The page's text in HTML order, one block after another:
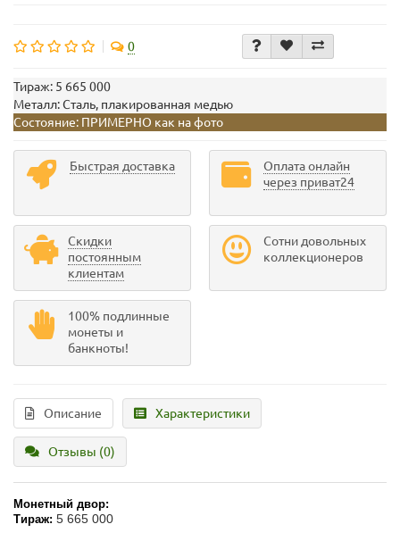
0
Тираж: 5 665 000
Металл:Сталь, плакированная медью
Состояние: ПРИМЕРНО как на фото
Быстрая доставка
Оплата онлайн
через приват24
Скидки
постоянным
клиентам
Сотни довольных
коллекционеров
100% подлинные
монеты и
банкноты!
Описание Характеристики
Отзывы (0)
Монетный двор:
Тираж: 5 665 000